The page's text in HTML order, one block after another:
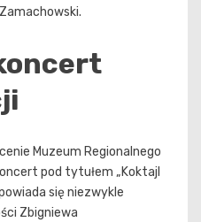
Muzeum Regionalnego
pod tytułem „Koktajl
się niezwykle
Zbigniewa